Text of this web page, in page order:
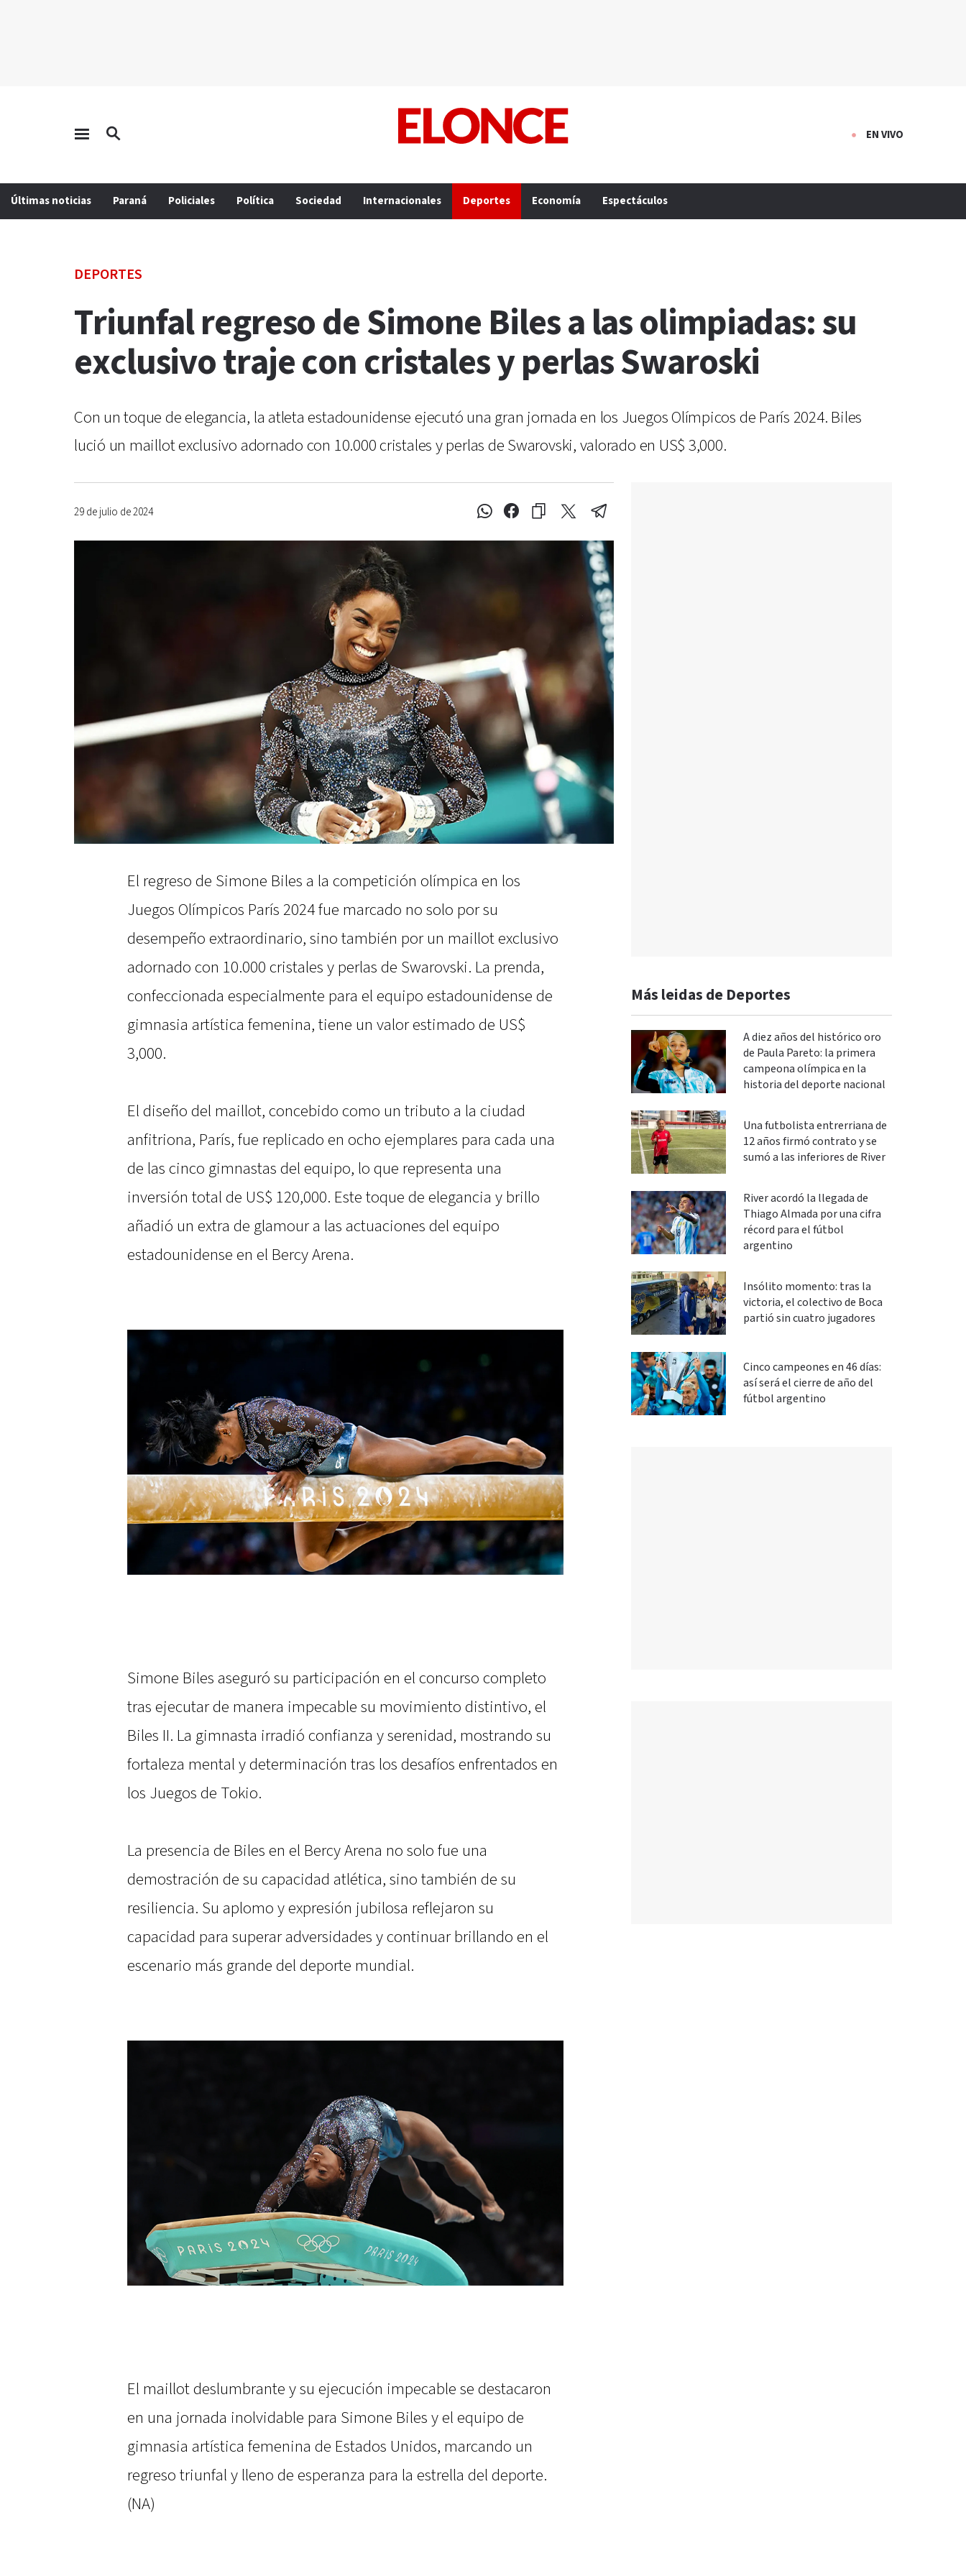
EN VIVO
Últimas noticias Paraná Policiales Política Sociedad Internacionales Deportes Economía Espectáculos
DEPORTES
Triunfal regreso de Simone Biles a las olimpiadas: su
exclusivo traje con cristales y perlas Swaroski
Con un toque de elegancia, la atleta estadounidense ejecutó una gran jornada en los Juegos Olímpicos de París 2024. Biles
lució un maillot exclusivo adornado con 10.000 cristales y perlas de Swarovski, valorado en US$ 3,000.
29 de julio de 2024
El regreso de Simone Biles a la competición olímpica en los
Juegos Olímpicos París 2024 fue marcado no solo por su
desempeño extraordinario, sino también por un maillot exclusivo
adornado con 10.000 cristales y perlas de Swarovski. La prenda,
confeccionada especialmente para el equipo estadounidense de
gimnasia artística femenina, tiene un valor estimado de US$
3,000.
El diseño del maillot, concebido como un tributo a la ciudad
anfitriona, París, fue replicado en ocho ejemplares para cada una
de las cinco gimnastas del equipo, lo que representa una
inversión total de US$ 120,000. Este toque de elegancia y brillo
añadió un extra de glamour a las actuaciones del equipo
estadounidense en el Bercy Arena.
Simone Biles aseguró su participación en el concurso completo
tras ejecutar de manera impecable su movimiento distintivo, el
Biles II. La gimnasta irradió confianza y serenidad, mostrando su
fortaleza mental y determinación tras los desafíos enfrentados en
los Juegos de Tokio.
La presencia de Biles en el Bercy Arena no solo fue una
demostración de su capacidad atlética, sino también de su
resiliencia. Su aplomo y expresión jubilosa reflejaron su
capacidad para superar adversidades y continuar brillando en el
escenario más grande del deporte mundial.
El maillot deslumbrante y su ejecución impecable se destacaron
en una jornada inolvidable para Simone Biles y el equipo de
gimnasia artística femenina de Estados Unidos, marcando un
regreso triunfal y lleno de esperanza para la estrella del deporte.
(NA)
Más leidas de Deportes
A diez años del histórico oro
de Paula Pareto: la primera
campeona olímpica en la
historia del deporte nacional
Una futbolista entrerriana de
12 años firmó contrato y se
sumó a las inferiores de River
River acordó la llegada de
Thiago Almada por una cifra
récord para el fútbol
argentino
Insólito momento: tras la
victoria, el colectivo de Boca
partió sin cuatro jugadores
Cinco campeones en 46 días:
así será el cierre de año del
fútbol argentino